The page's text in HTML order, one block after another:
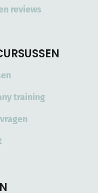
reviews
training